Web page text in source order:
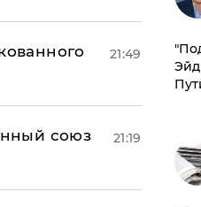
21:49
союз
21:19